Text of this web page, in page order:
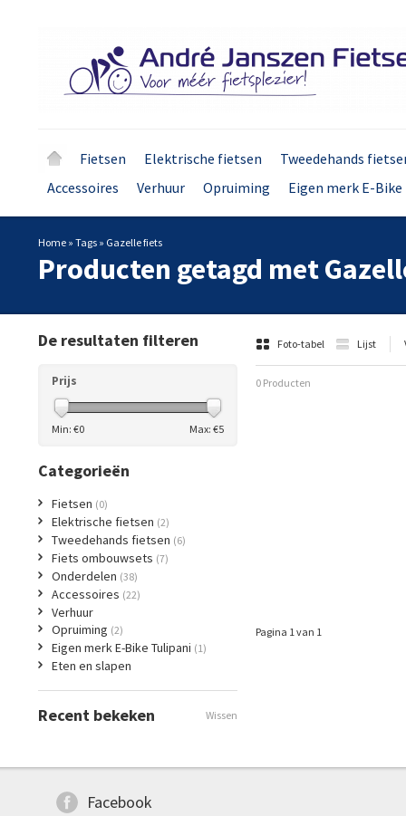
Fietsen Elektrische fietsen
Tweedehands
Accessoires
Verhuur Opruiming Eigen merk E-
Home » Tags » Gazelle fiets
Producten getagd met
Foto-tabel Lijst
0 Producten
Pagina 1 van 1
De resultaten filteren
Prijs
Min: €0 Max: €5
Categorieën
Fietsen (0)
Elektrische fietsen (2)
Tweedehands fietsen (6)
Fiets ombouwsets (7)
Onderdelen (38)
Accessoires (22)
Verhuur
Opruiming (2)
Eigen merk E-Bike Tulipani (1)
Eten en slapen
Recent bekeken Wissen
Facebook